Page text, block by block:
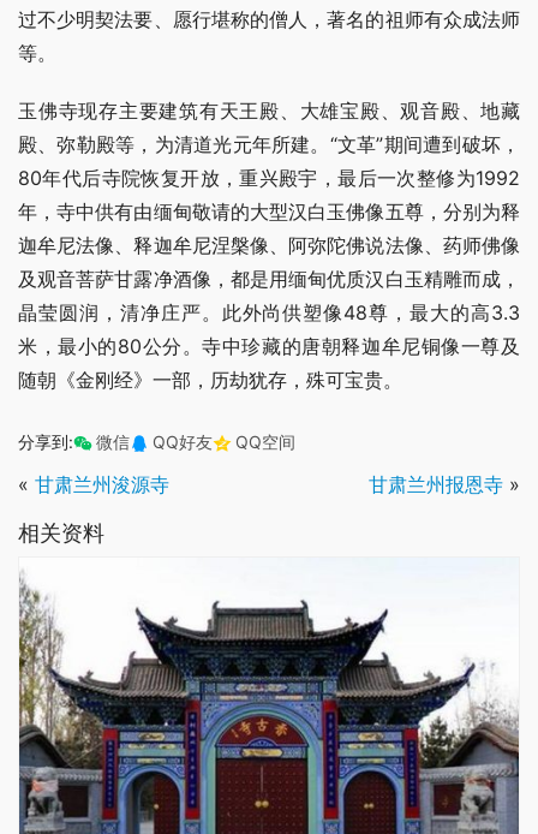
过不少明契法要、愿行堪称的僧人，著名的祖师有众成法师
等。
玉佛寺现存主要建筑有天王殿、大雄宝殿、观音殿、地藏
殿、弥勒殿等，为清道光元年所建。“文革”期间遭到破坏，
80年代后寺院恢复开放，重兴殿宇，最后一次整修为1992
年，寺中供有由缅甸敬请的大型汉白玉佛像五尊，分别为释
迦牟尼法像、释迦牟尼涅槃像、阿弥陀佛说法像、药师佛像
及观音菩萨甘露净酒像，都是用缅甸优质汉白玉精雕而成，
晶莹圆润，清净庄严。此外尚供塑像48尊，最大的高3.3
米，最小的80公分。寺中珍藏的唐朝释迦牟尼铜像一尊及
随朝《金刚经》一部，历劫犹存，殊可宝贵。
分享到: 微信 QQ好友 QQ空间
« 甘肃兰州浚源寺 甘肃兰州报恩寺 »
相关资料